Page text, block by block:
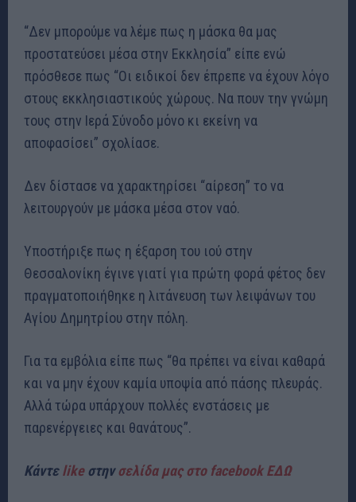
“Δεν μπορούμε να λέμε πως η μάσκα θα μας
προστατεύσει μέσα στην Εκκλησία” είπε ενώ
πρόσθεσε πως “Οι ειδικοί δεν έπρεπε να έχουν λόγο
στους εκκλησιαστικούς χώρους. Να πουν την γνώμη
τους στην Ιερά Σύνοδο μόνο κι εκείνη να
αποφασίσει” σχολίασε.
Δεν δίστασε να χαρακτηρίσει “αίρεση” το να
λειτουργούν με μάσκα μέσα στον ναό.
Υποστήριξε πως η έξαρση του ιού στην
Θεσσαλονίκη έγινε γιατί για πρώτη φορά φέτος δεν
πραγματοποιήθηκε η λιτάνευση των λειψάνων του
Αγίου Δημητρίου στην πόλη.
Για τα εμβόλια είπε πως “θα πρέπει να είναι καθαρά
και να μην έχουν καμία υποψία από πάσης πλευράς.
Αλλά τώρα υπάρχουν πολλές ενστάσεις με
παρενέργειες και θανάτους”.
Κάντεlikeστηνσελίδα μας στο facebook ΕΔΩ